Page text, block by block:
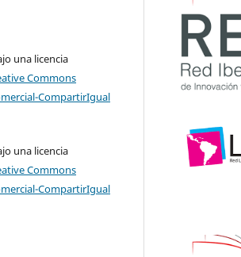
una licencia
Commons
CompartirIgual
una licencia
Commons
CompartirIgual